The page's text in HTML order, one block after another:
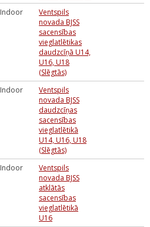
Indoor
Ventspils
novada BJSS
sacensības
vieglatlētikas
daudzcīņā U14,
U16, U18
(Slēgtās)
Indoor
Ventspils
novada BJSS
daudzcīņas
sacensības
vieglatlētikā
U14, U16, U18
(Slēgtās)
Indoor
Ventspils
novada BJSS
atklātās
sacensības
vieglatlētikā
U16